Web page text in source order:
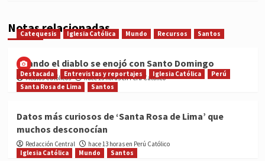
Notas relacionadas
Catequesis Iglesia Católica Mundo Recursos Santos
Cuando el diablo se enojó con Santo Domingo
Medios Católicos hace 13 horas en Perú Católico
Destacada Entrevistas y reportajes Iglesia Católica
Perú
Santa Rosa de Lima
Santos
Datos más curiosos de ‘Santa Rosa de Lima’ que
muchos desconocían
Redacción Central
hace 13 horas en Perú Católico
Iglesia Católica
Mundo Santos